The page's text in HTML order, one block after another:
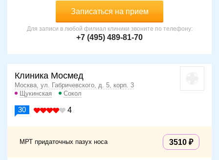
Записаться на прием
Для записи в любой филиал клиники звоните по телефону:
+7 (495) 489-81-70
Клиника Мосмед
Москва, ул. Габричевского, д. 5, корп. 3
Щукинская
Сокол
30 4
МРТ придаточных пазух носа 3510